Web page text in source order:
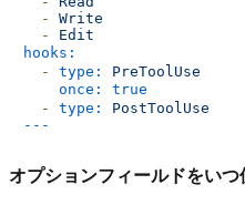
-
Write
-
Edit
hooks:
-
type:
PreToolUse
once:
true
-
type:
PostToolUse
オプションフィールドをいつ